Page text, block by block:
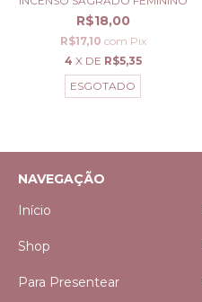
R$18,00
R$17,10 com Pix
4 X DE R$5,35
ESGOTADO
NAVEGAÇÃO
Início
Shop
Para Presentear